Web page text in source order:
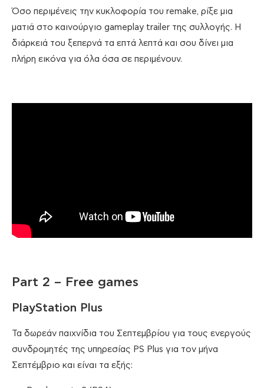
Όσο περιμένεις την κυκλοφορία του remake, ρίξε μια
ματιά στο καινούργιο gameplay trailer της συλλογής. Η
διάρκειά του ξεπερνά τα επτά λεπτά και σου δίνει μια
πλήρη εικόνα για όλα όσα σε περιμένουν.
Part 2 – Free games
PlayStation Plus
Τα δωρεάν παιχνίδια του Σεπτεμβρίου για τους ενεργούς
συνδρομητές της υπηρεσίας PS Plus για τον μήνα
Σεπτέμβριο και είναι τα εξής: